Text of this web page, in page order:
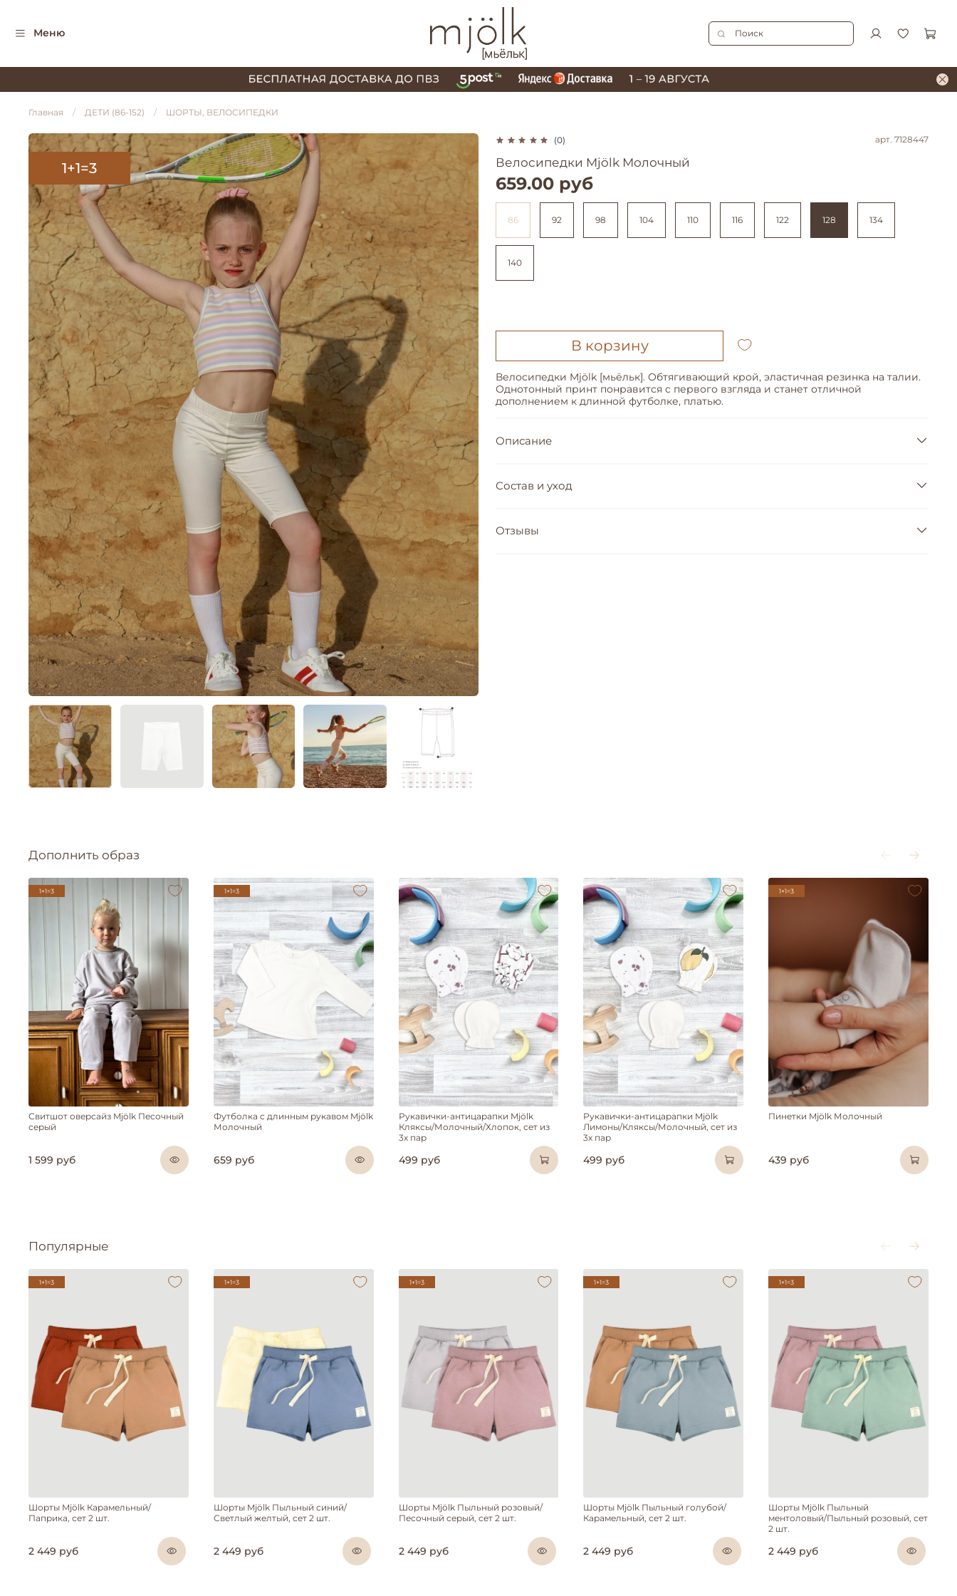
Меню
Главная ДЕТИ (86-152) ШОРТЫ, ВЕЛОСИПЕДКИ
1+1=3
(0) арт. 7128447
Велосипедки Mjölk Молочный
659.00 руб
В корзину
86 92 98 104 110 116 122 128 134
140
Велосипедки Mjölk [мьёльк]. Обтягивающий крой, эластичная резинка на талии.
Однотонный принт понравится с первого взгляда и станет отличной
дополнением к длинной футболке, платью.
Описание
Состав и уход
Отзывы
Дополнить образ
1+1=3
Свитшот оверсайз Mjölk Песочный
серый
1 599 руб
1+1=3
Футболка с длинным рукавом Mjölk
Молочный
659 руб
Рукавички-антицарапки Mjölk
Кляксы/Молочный/Хлопок, сет из
3х пар
499 руб
Рукавички-антицарапки Mjölk
Лимоны/Кляксы/Молочный, сет из
3х пар
499 руб
1+1=3
Пинетки Mjölk Молочный
439 руб
Популярные
1+1=3
Шорты Mjölk Карамельный/
Паприка, сет 2 шт.
2 449 руб
1+1=3
Шорты Mjölk Пыльный синий/
Светлый желтый, сет 2 шт.
2 449 руб
1+1=3
Шорты Mjölk Пыльный розовый/
Песочный серый, сет 2 шт.
2 449 руб
1+1=3
Шорты Mjölk Пыльный голубой/
Карамельный, сет 2 шт.
2 449 руб
1+1=3
Шорты Mjölk Пыльный
ментоловый/Пыльный розовый, сет
2 шт.
2 449 руб